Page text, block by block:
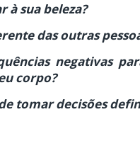
à sua beleza?
das outras
negativas
corpo?
tomar decisões